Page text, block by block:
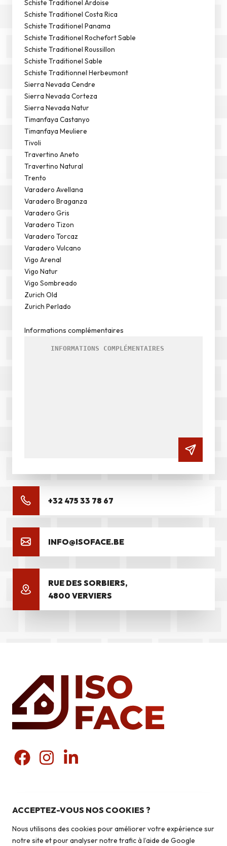
Briquettes
ACCEPTEZ-VOUS NOS COOKIES ?
Nous utilisons des cookies pour améliorer votre expérience sur
notre site et pour analyser notre trafic à l’aide de Google
Schiste Traditionel Ardoise
Schiste Traditionel Costa Rica
Schiste Traditionel Panama
Schiste Traditionel Rochefort Sable
Schiste Traditionel Roussillon
Schiste Traditionel Sable
Schiste Traditionnel Herbeumont
Sierra Nevada Cendre
Sierra Nevada Corteza
Sierra Nevada Natur
Timanfaya Castanyo
Timanfaya Meuliere
Tivoli
Travertino Aneto
Travertino Natural
Trento
Varadero Avellana
Varadero Braganza
Varadero Gris
Varadero Tizon
Varadero Torcaz
Varadero Vulcano
Vigo Arenal
Vigo Natur
Vigo Sombreado
Zurich Old
Zurich Perlado
Informations complémentaires
+32 475 33 78 67
INFO@ISOFACE.BE
RUE DES SORBIERS,
4800 VERVIERS
Liens utiles
Qui sommes-nous ?